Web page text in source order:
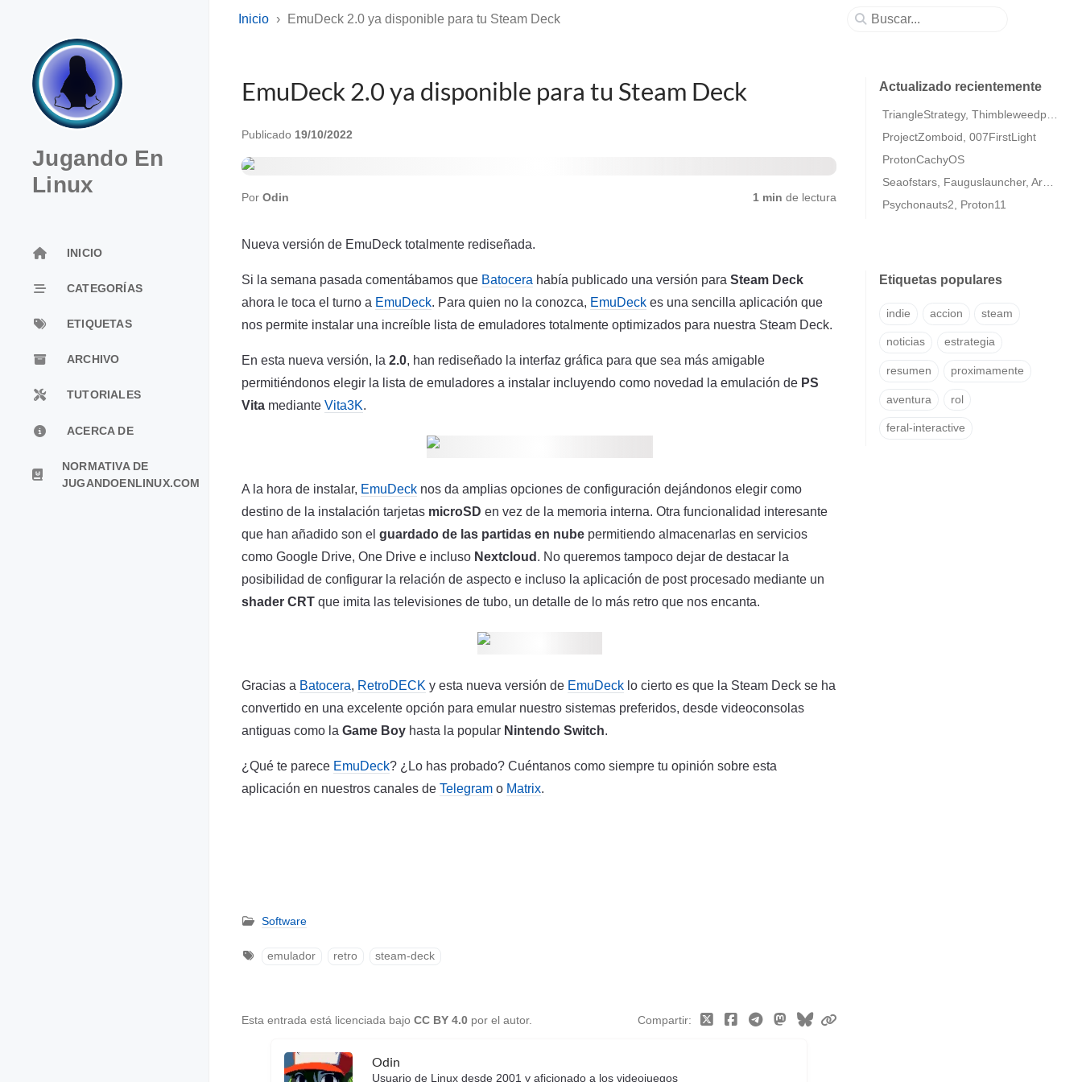
Jugando En
Linux
INICIO
CATEGORÍAS
ETIQUETAS
ARCHIVO
TUTORIALES
ACERCA DE
NORMATIVA DE
JUGANDOENLINUX.COM
Inicio EmuDeck 2.0 ya disponible para tu Steam Deck
EmuDeck 2.0 ya disponible para tu Steam Deck
Publicado 19/10/2022
Por Odin 1 min de lectura
Nueva versión de EmuDeck totalmente rediseñada.
Si la semana pasada comentábamos que Batocera había publicado una versión para Steam Deck
ahora le toca el turno a EmuDeck. Para quien no la conozca, EmuDeck es una sencilla aplicación que
nos permite instalar una increíble lista de emuladores totalmente optimizados para nuestra Steam Deck.
En esta nueva versión, la 2.0, han rediseñado la interfaz gráfica para que sea más amigable
permitiéndonos elegir la lista de emuladores a instalar incluyendo como novedad la emulación de PS
Vita mediante Vita3K.
A la hora de instalar, EmuDeck nos da amplias opciones de configuración dejándonos elegir como
destino de la instalación tarjetas microSD en vez de la memoria interna. Otra funcionalidad interesante
que han añadido son el guardado de las partidas en nube permitiendo almacenarlas en servicios
como Google Drive, One Drive e incluso Nextcloud. No queremos tampoco dejar de destacar la
posibilidad de configurar la relación de aspecto e incluso la aplicación de post procesado mediante un
shader CRT que imita las televisiones de tubo, un detalle de lo más retro que nos encanta.
Gracias a Batocera, RetroDECK y esta nueva versión de EmuDeck lo cierto es que la Steam Deck se ha
convertido en una excelente opción para emular nuestro sistemas preferidos, desde videoconsolas
antiguas como la Game Boy hasta la popular Nintendo Switch.
¿Qué te parece EmuDeck? ¿Lo has probado? Cuéntanos como siempre tu opinión sobre esta
aplicación en nuestros canales de Telegram o Matrix.
Software
emulador retro steam-deck
Esta entrada está licenciada bajo CC BY 4.0 por el autor. Compartir
Odin
Usuario de Linux desde 2001 y aficionado a los videojuegos
Actualizado recientemente
ProjectZomboid, 007FirstLight
ProtonCachyOS
Psychonauts2, Proton11
Etiquetas populares
indie accion steam
noticias estrategia
resumen proximamente
aventura rol
feral-interactive